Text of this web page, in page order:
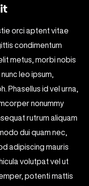
orci aptent vitae
condimentum
metus, morbi nobis
leo ipsum,
Phasellus id vel urna,
nonummy
rutrum aliquam
dui quam nec,
adipiscing mauris
volutpat vel ut
potenti mattis